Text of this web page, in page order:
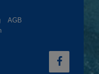
AGB